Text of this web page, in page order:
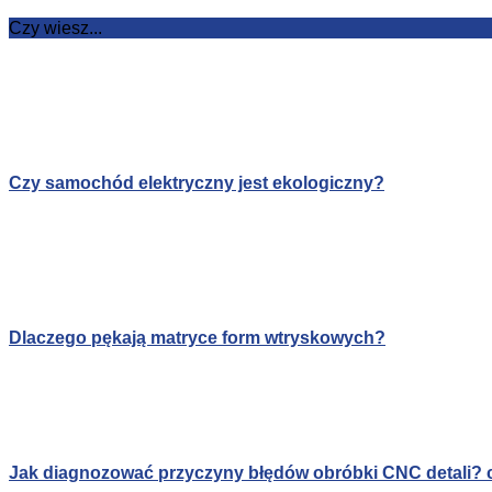
Czy wiesz...
Czy samochód elektryczny jest ekologiczny?
Dlaczego pękają matryce form wtryskowych?
Jak diagnozować przyczyny błędów obróbki CNC detali?